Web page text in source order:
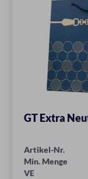
GT Extra
Artikel-Nr.
Min. Menge
VE